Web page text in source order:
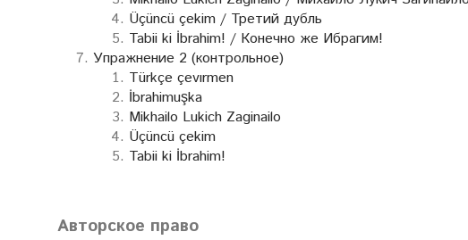
Üçüncü çekim / Третий дубль
Tabii ki İbrahim! / Конечно же Ибрагим!
Упражнение 2 (контрольное)
Türkçe çevırmen
İbrahimuşka
Mikhailo Lukich Zaginailo
Üçüncü çekim
Tabii ki İbrahim!
Авторское право